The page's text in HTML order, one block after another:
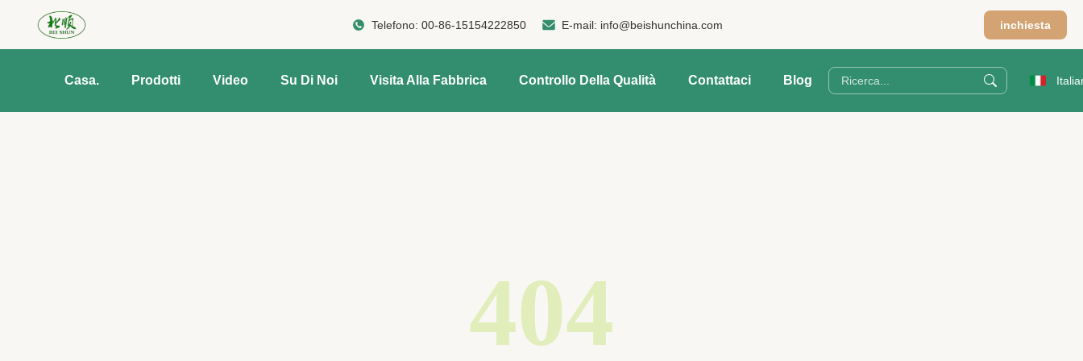
Telefono:00-86-15154222850 E-mail: info@beishunchina.com inchiesta
Casa. Prodotti Video Su Di Noi Visita Alla Fabbrica Controllo Della Qualità Contattaci Blog
404